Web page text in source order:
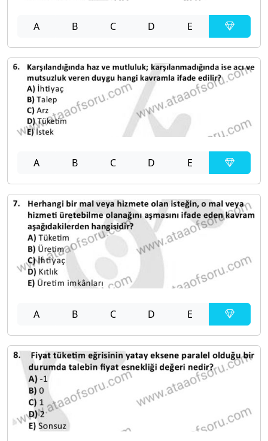
A B C D E
A B C D E
A B C D E